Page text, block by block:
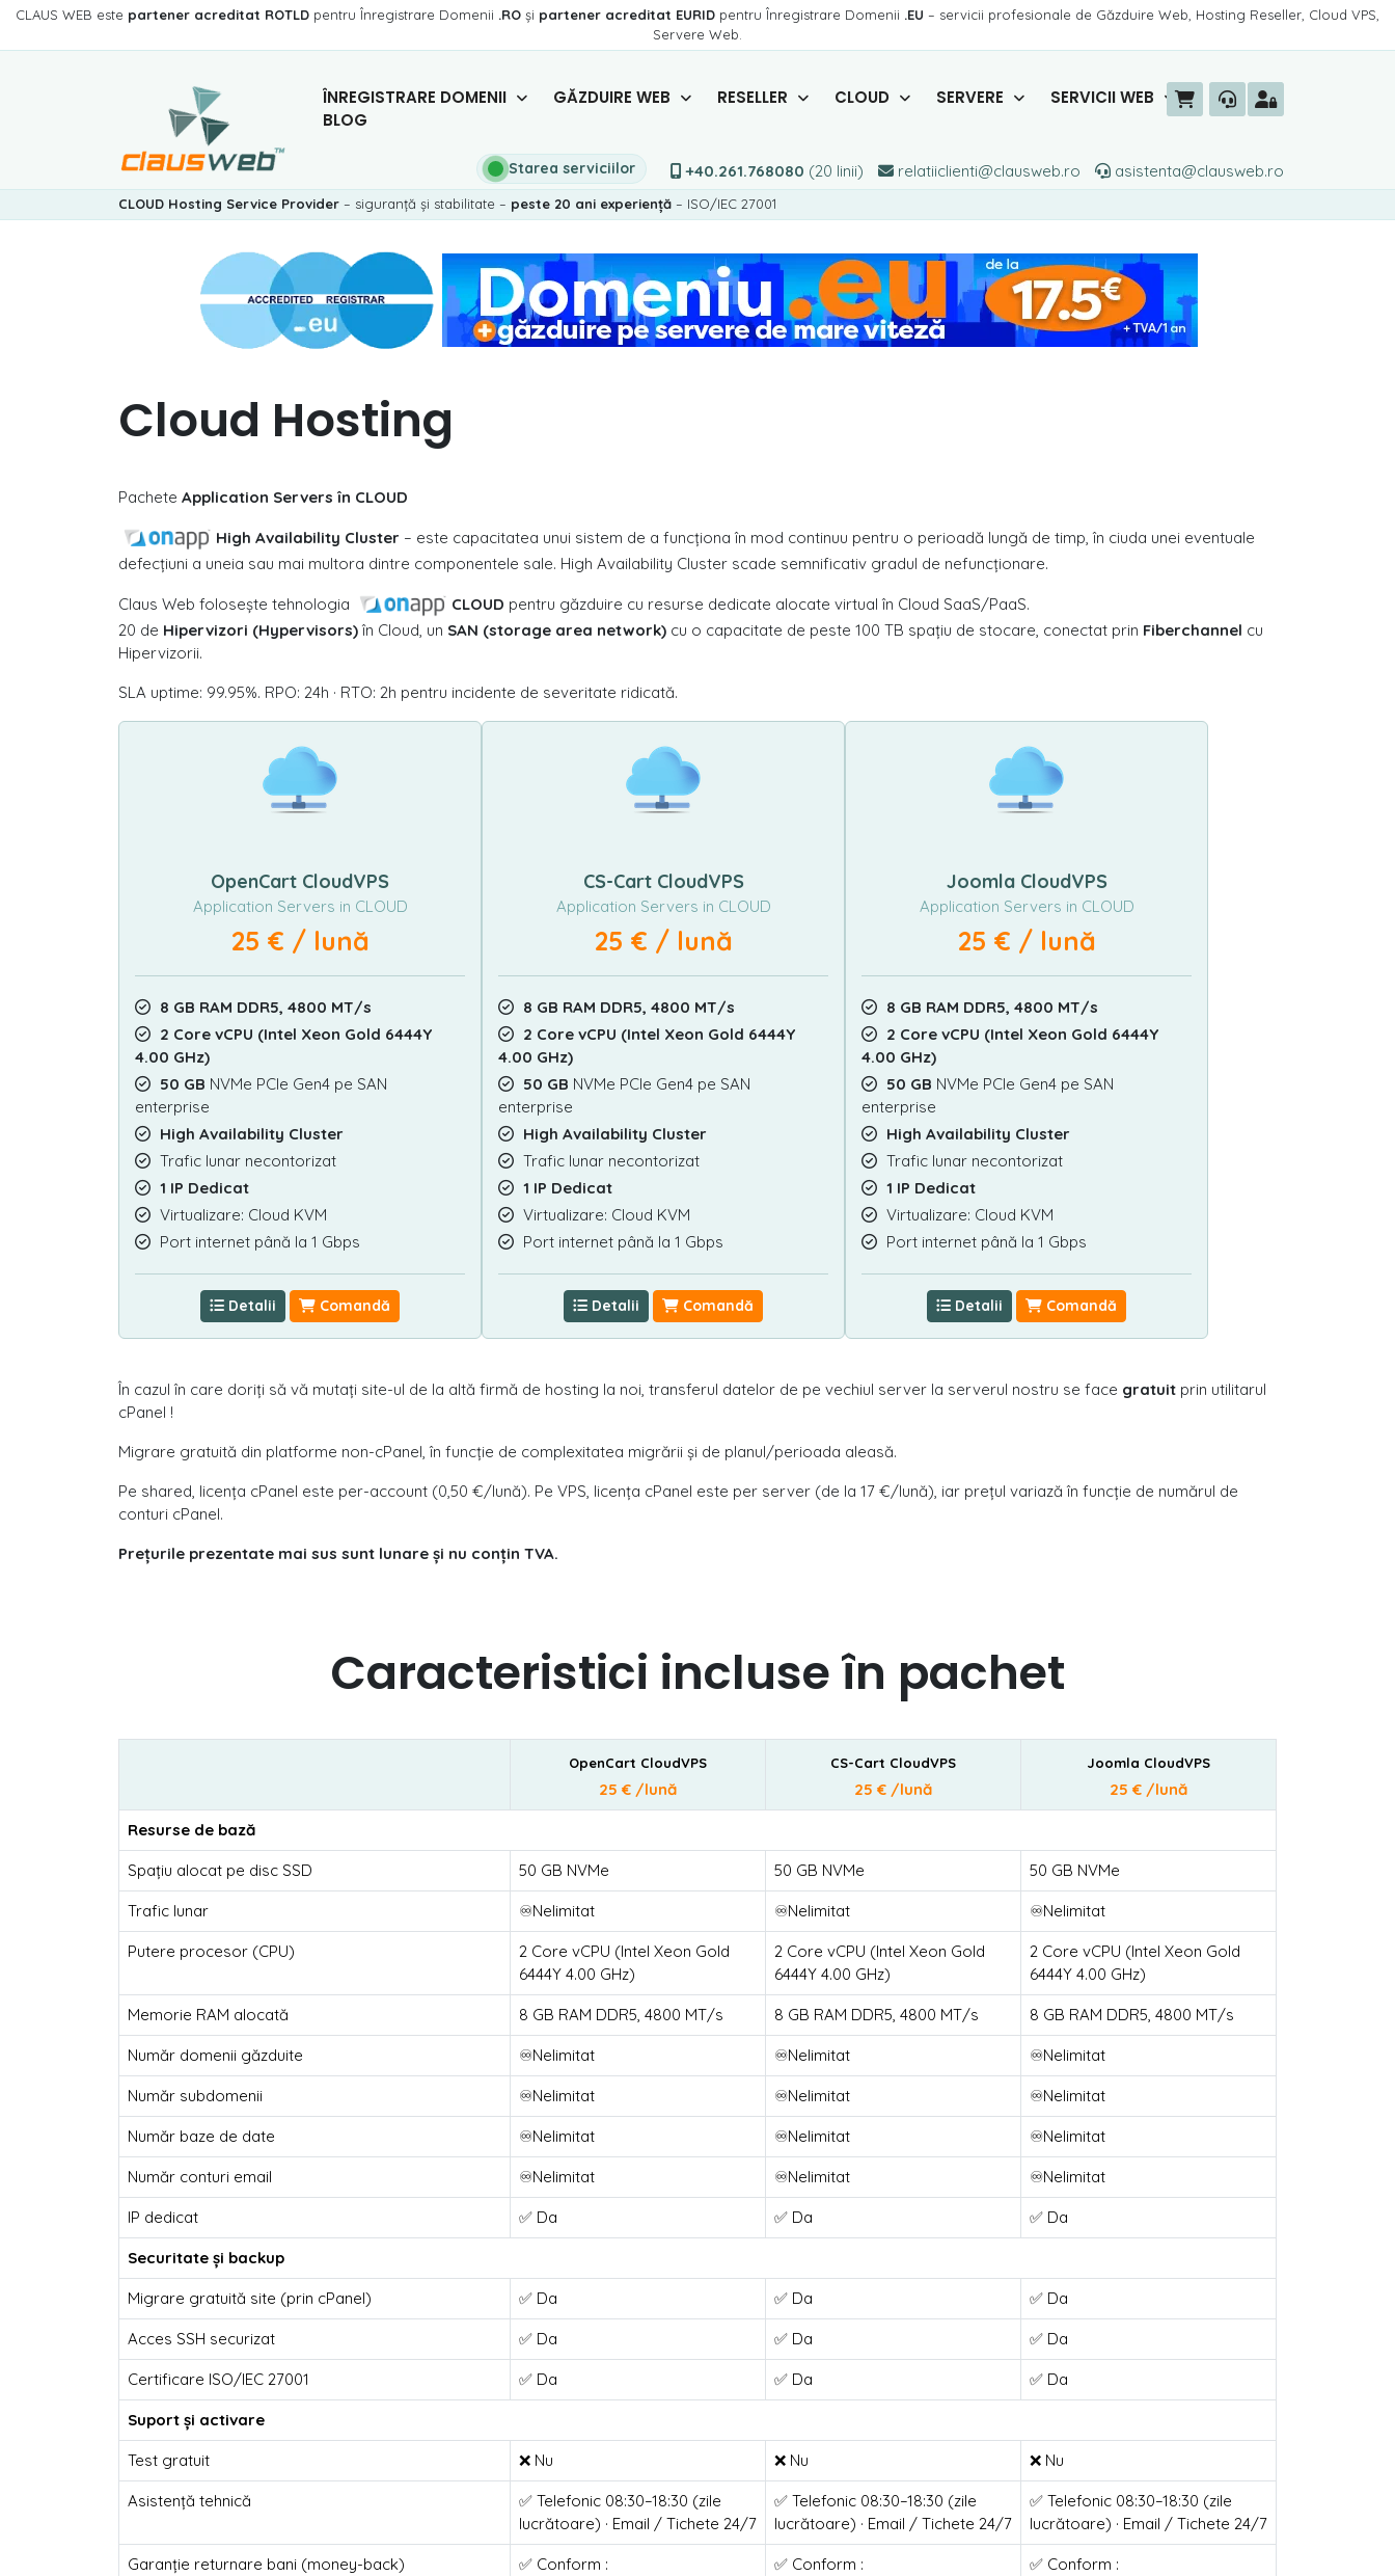
CLAUS WEB este partener acreditat ROTLD pentru Înregistrare Domenii .RO și partener acreditat EURID pentru Înregistrare Domenii .EU – servicii profesionale de Găzduire Web, Hosting Reseller, Cloud VPS,
Servere Web.
ÎNREGISTRARE DOMENII GĂZDUIRE WEB RESELLER CLOUD SERVERE
SERVICII WEB
BLOG
Starea serviciilor +40.261.768080 (20 linii) relatiiclienti@clausweb.ro asistenta@clausweb.ro
CLOUD Hosting Service Provider – siguranță și stabilitate – peste 20 ani experiență – ISO/IEC 27001
Cloud Hosting
Pachete Application Servers în CLOUD
High Availability Cluster – este capacitatea unui sistem de a funcționa în mod continuu pentru o perioadă lungă de timp, în ciuda unei eventuale
defecțiuni a uneia sau mai multora dintre componentele sale. High Availability Cluster scade semnificativ gradul de nefuncționare.
Claus Web folosește tehnologia CLOUD pentru găzduire cu resurse dedicate alocate virtual în Cloud SaaS/PaaS.
20 de Hipervizori (Hypervisors)în Cloud, un SAN (storage area network) cu o capacitate de peste 100 TB spațiu de stocare, conectat prin Fiberchannel cu
Hipervizorii.
SLA uptime: 99.95%. RPO: 24h · RTO: 2h pentru incidente de severitate ridicată.
OpenCart CloudVPS
Application Servers in CLOUD
25 € / lună
8 GB RAM DDR5, 4800 MT/s
2 Core vCPU (Intel Xeon Gold 6444Y
4.00 GHz)
50 GB NVMe PCIe Gen4 pe SAN
enterprise
High Availability Cluster
Trafic lunar necontorizat
1 IP Dedicat
Virtualizare: Cloud KVM
Port internet până la 1 Gbps
Detalii Comandă
CS-Cart CloudVPS
Application Servers in CLOUD
25 € / lună
8 GB RAM DDR5, 4800 MT/s
2 Core vCPU (Intel Xeon Gold 6444Y
4.00 GHz)
50 GB NVMe PCIe Gen4 pe SAN
enterprise
High Availability Cluster
Trafic lunar necontorizat
1 IP Dedicat
Virtualizare: Cloud KVM
Port internet până la 1 Gbps
Detalii Comandă
Joomla CloudVPS
Application Servers in CLOUD
25 € / lună
8 GB RAM DDR5, 4800 MT/s
2 Core vCPU (Intel Xeon Gold 6444Y
4.00 GHz)
50 GB NVMe PCIe Gen4 pe SAN
enterprise
High Availability Cluster
Trafic lunar necontorizat
1 IP Dedicat
Virtualizare: Cloud KVM
Port internet până la 1 Gbps
Detalii Comandă
În cazul în care doriți să vă mutați site-ul de la altă firmă de hosting la noi, transferul datelor de pe vechiul server la serverul nostru se face gratuit prin utilitarul
cPanel !
Migrare gratuită din platforme non-cPanel, în funcție de complexitatea migrării și de planul/perioada aleasă.
Pe shared, licența cPanel este per-account (0,50 €/lună). Pe VPS, licența cPanel este per server (de la 17 €/lună), iar prețul variază în funcție de numărul de
conturi cPanel.
Prețurile prezentate mai sus sunt lunare și nu conțin TVA.
Caracteristici incluse în pachet
OpenCart CloudVPS
25 € /lună
CS-Cart CloudVPS
25 € /lună
Joomla CloudVPS
25 € /lună
Resurse de bază
Spațiu alocat pe disc SSD 50 GB NVMe 50 GB NVMe 50 GB NVMe
Trafic lunar ♾️Nelimitat ♾️Nelimitat ♾️Nelimitat
Putere procesor (CPU)
2 Core vCPU (Intel Xeon Gold
6444Y 4.00 GHz)
2 Core vCPU (Intel Xeon Gold
6444Y 4.00 GHz)
2 Core vCPU (Intel Xeon Gold
6444Y 4.00 GHz)
Memorie RAM alocată 8 GB RAM DDR5, 4800 MT/s 8 GB RAM DDR5, 4800 MT/s 8 GB RAM DDR5, 4800 MT/s
Număr domenii găzduite ♾️Nelimitat ♾️Nelimitat ♾️Nelimitat
Număr subdomenii ♾️Nelimitat ♾️Nelimitat ♾️Nelimitat
Număr baze de date ♾️Nelimitat ♾️Nelimitat ♾️Nelimitat
Număr conturi email ♾️Nelimitat ♾️Nelimitat ♾️Nelimitat
IP dedicat ✅ Da ✅ Da ✅ Da
Securitate și backup
Migrare gratuită site (prin cPanel) ✅ Da ✅ Da ✅ Da
Acces SSH securizat ✅ Da ✅ Da ✅ Da
Certificare ISO/IEC 27001 ✅ Da ✅ Da ✅ Da
Suport și activare
Test gratuit ❌ Nu ❌ Nu ❌ Nu
Asistență tehnică
✅ Telefonic 08:30–18:30 (zile
lucrătoare) · Email / Tichete 24/7
✅ Telefonic 08:30–18:30 (zile
lucrătoare) · Email / Tichete 24/7
✅ Telefonic 08:30–18:30 (zile
lucrătoare) · Email / Tichete 24/7
Garanție returnare bani (money-back)
✅ Conform :
✅ Conform :
✅ Conform :